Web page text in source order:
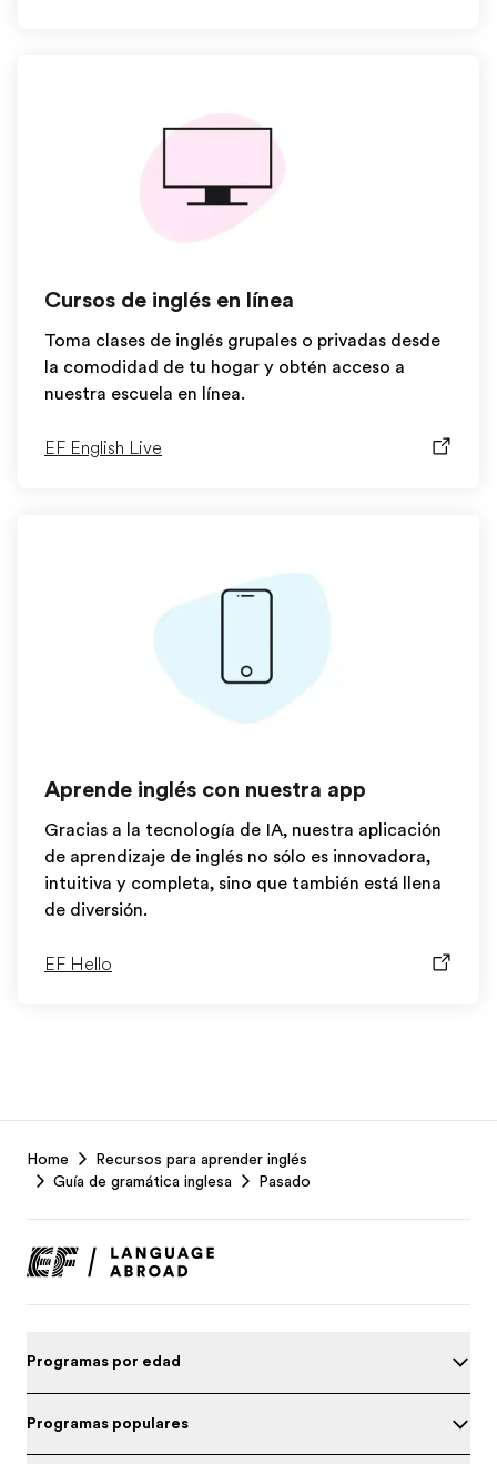
Cursos de inglés en línea
Toma clases de inglés grupales o privadas desde
la comodidad de tu hogar y obtén acceso a
nuestra escuela en línea.
EF English Live
Aprende inglés con nuestra app
Gracias a la tecnología de IA, nuestra aplicación
de aprendizaje de inglés no sólo es innovadora,
intuitiva y completa, sino que también está llena
de diversión.
EF Hello
Footer
Home
Recursos para aprender inglés
Guía de gramática inglesa
Pasado
Programas por edad
Programas populares